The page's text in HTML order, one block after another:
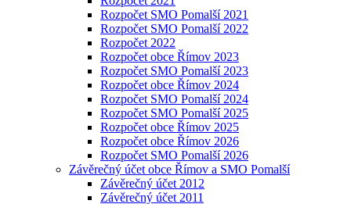
Rozpočet SMO Pomalší 2021
Rozpočet SMO Pomalší 2022
Rozpočet 2022
Rozpočet obce Římov 2023
Rozpočet SMO Pomalší 2023
Rozpočet obce Římov 2024
Rozpočet SMO Pomalší 2024
Rozpočet SMO Pomalší 2025
Rozpočet obce Římov 2025
Rozpočet obce Římov 2026
Rozpočet SMO Pomalší 2026
Závěrečný účet obce Římov a SMO Pomalší
Závěrečný účet 2012
Závěrečný účet 2011